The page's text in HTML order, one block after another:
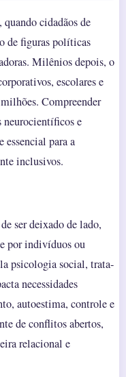
cidadãos de
de figuras políticas
Milênios depois, o
escolares e
Compreender
neurocientíficos e
essencial para a
inclusivos.
ser deixado de lado,
por indivíduos ou
psicologia social, trata-
necessidades
autoestima, controle e
de conflitos abertos,
relacional e